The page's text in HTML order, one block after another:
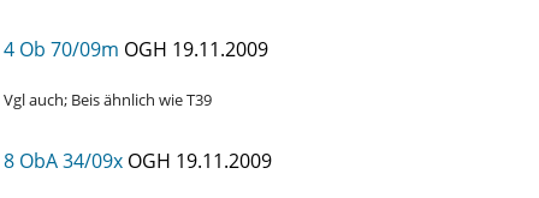
4 Ob 70/09m OGH 19.11.2009
Vgl auch; Beis ähnlich wie T39
8 ObA 34/09x OGH 19.11.2009